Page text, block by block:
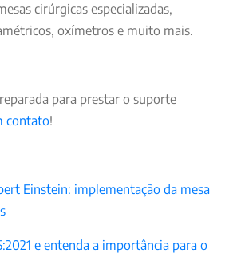
cirúrgicas especializadas,
oxímetros e muito mais.
para prestar o suporte
contato!
Einstein: implementação da mesa
e entenda a importância para o